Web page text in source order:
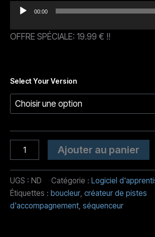
Lecteur
audio
00:00
OFFRE SPÉCIALE: 19.99 € !!
Select Your Version
Station
de
pratique
Ajouter au panier
UGS : ND Catégorie : Logiciel
Étiquettes : boucleur créateur de pistes
d'accompagnement séquenceur